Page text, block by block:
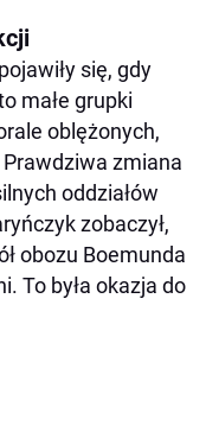
się, gdy
małe grupki
oblężonych,
Prawdziwa zmiana
oddziałów
zobaczył,
obozu Boemunda
To była okazja do